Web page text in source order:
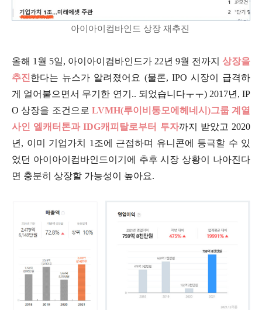
아이아이컴바인드 상장 재추진
올해 1월 5일, 아이아이컴바인드가 22년 9월 전까지 상장을
추진한다는 뉴스가 알려졌어요 (물론, IPO 시장이 급격하
게 얼어붙으면서 무기한 연기.. 되었습니다ㅜㅜ) 2017년, IP
O 상장을 조건으로 LVMH(루이비통모에헤네시)그룹 계열
사인 엘캐터톤과 IDG캐피탈로부터 투자까지 받았고 2020
년, 이미 기업가치 1조에 근접하며 유니콘에 등극할 수 있
었던 아이아이컴바인드이기에 추후 시장 상황이 나아진다
면 충분히 상장할 가능성이 높아요.